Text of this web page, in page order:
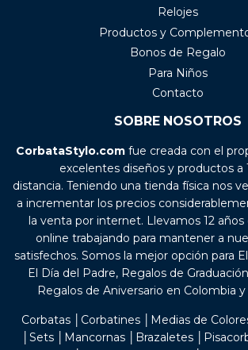
Relojes
Productos y
Bonos de Regalo
Para Niños
Contacto
SOBRE NOSOTROS
CorbataStylo.com fue creada con el
excelentes diseños y productos a
distancia. Teniendo una tienda física nos
a incrementar los precios
la venta por internet. Llevamos 12
online trabajando para mantener a
satisfechos. Somos la mejor opción para
El Día del Padre, Regalos de
Regalos de Aniversario en Colombia
Corbatas │Corbatines │Medias de
│Sets │Mancornas │Brazaletes